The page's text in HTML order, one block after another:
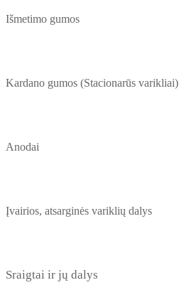
Išmetimo gumos
Kardano gumos (Stacionarūs varikliai)
Anodai
Įvairios, atsarginės variklių dalys
Sraigtai ir jų dalys